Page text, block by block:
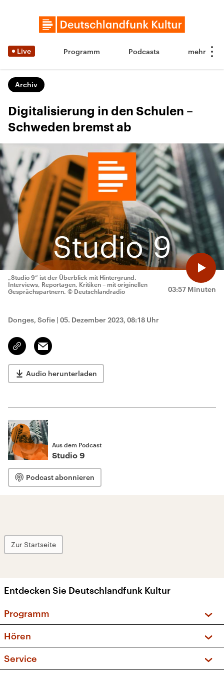
Live Programm Podcasts
Archiv
Digitalisierung in den Schulen –
Schweden bremst ab
03:57 Minuten
„Studio 9“ ist der Überblick mit Hintergrund.
Interviews, Reportagen, Kritiken – mit originellen
Gesprächspartnern. © Deutschlandradio
Donges, Sofie | 05. Dezember 2023, 08:18 Uhr
Link
kopieren/teilen
Email
Audio herunterladen
Aus dem Podcast
Studio 9
Podcast abonnieren
Zur Startseite
Entdecken Sie Deutschlandfunk Kultur
Programm
Sendungen und Podcasts
Musikliste
Hören
Frequenzen (UKW + DAB+)
Service